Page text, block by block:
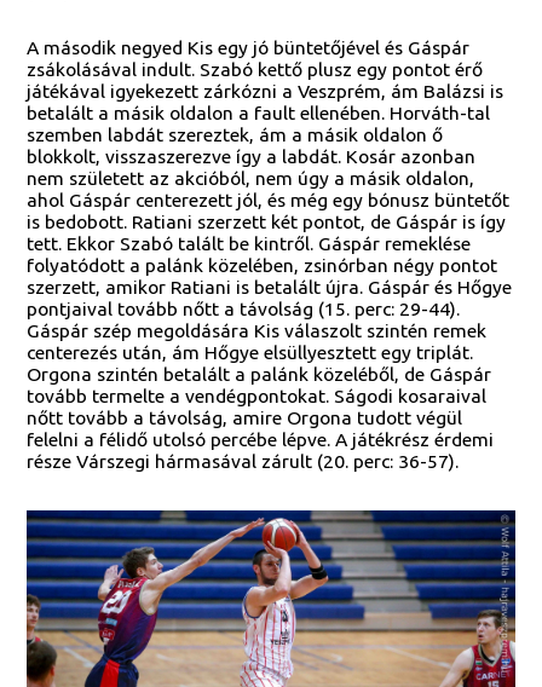
A második negyed Kis egy jó büntetőjével és Gáspár
zsákolásával indult. Szabó kettő plusz egy pontot érő
játékával igyekezett zárkózni a Veszprém, ám Balázsi is
betalált a másik oldalon a fault ellenében. Horváth-tal
szemben labdát szereztek, ám a másik oldalon ő
blokkolt, visszaszerezve így a labdát. Kosár azonban
nem született az akcióból, nem úgy a másik oldalon,
ahol Gáspár centerezett jól, és még egy bónusz büntetőt
is bedobott. Ratiani szerzett két pontot, de Gáspár is így
tett. Ekkor Szabó talált be kintről. Gáspár remeklése
folyatódott a palánk közelében, zsinórban négy pontot
szerzett, amikor Ratiani is betalált újra. Gáspár és Hőgye
pontjaival tovább nőtt a távolság (15. perc: 29-44).
Gáspár szép megoldására Kis válaszolt szintén remek
centerezés után, ám Hőgye elsüllyesztett egy triplát.
Orgona szintén betalált a palánk közeléből, de Gáspár
tovább termelte a vendégpontokat. Ságodi kosaraival
nőtt tovább a távolság, amire Orgona tudott végül
felelni a félidő utolsó percébe lépve. A játékrész érdemi
része Várszegi hármasával zárult (20. perc: 36-57).